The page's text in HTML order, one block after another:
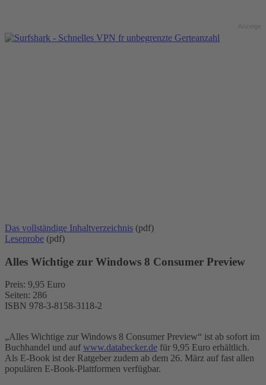
Das vollständige Inhaltverzeichnis (pdf)
Leseprobe (pdf)
Alles Wichtige zur Windows 8 Consumer Preview
Preis: 9,95 Euro
Seiten: 286
ISBN 978-3-8158-3118-2
„Alles Wichtige zur Windows 8 Consumer Preview“ ist ab sofort im
Buchhandel und auf www.databecker.de für 9,95 Euro erhältlich.
Als E-Book ist der Ratgeber zudem ab dem 26. März auf fast allen
populären E-Book-Plattformen verfügbar.